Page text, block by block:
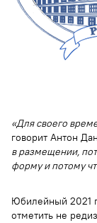
«Для своего
говорит Антон
в размещении,
форму и потому
Юбилейный 2021
отметить не